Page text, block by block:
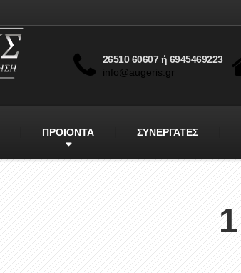
26510 60607 ή 6945469223
info@augeris.gr
ΠΡΟΙΟΝΤΑ ΣΥΝΕΡΓΑΤΕΣ
1